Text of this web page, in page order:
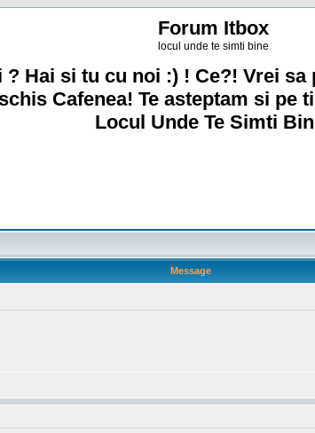
Forum Itbox
locul unde te simti bine
? Hai si tu cu noi :) ! Ce?! Vrei sa
Cafenea! Te asteptam si pe
Locul Unde Te Simti
Message